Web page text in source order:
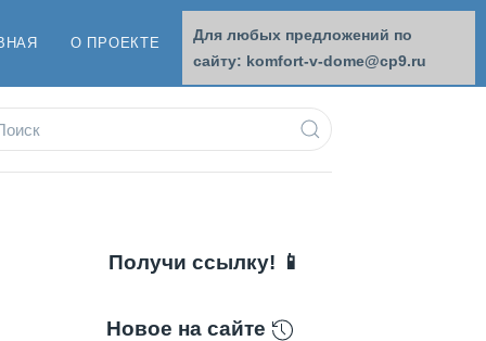
О ПРОЕКТЕ ОБРАТНАЯ СВЯЗЬ
Получи ссылку! 📱
Новое на сайте
Для любых предложений по
сайту: komfort-v-dome@cp9.ru